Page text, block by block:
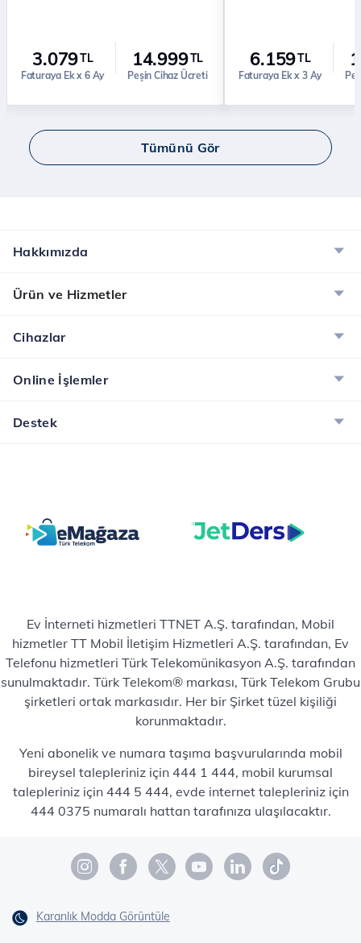
3.079TL
Faturaya Ek x 6 Ay
14.999TL
Peşin Cihaz Ücreti
6.159TL
Faturaya Ek x 3 Ay
Tümünü Gör
Hakkımızda
Ürün ve Hizmetler
Cihazlar
Online İşlemler
Destek
Ev İnterneti hizmetleri TTNET A.Ş. tarafından, Mobil
hizmetler TT Mobil İletişim Hizmetleri A.Ş. tarafından, Ev
Telefonu hizmetleri Türk Telekomünikasyon A.Ş. tarafından
sunulmaktadır. Türk Telekom® markası, Türk Telekom Grubu
şirketleri ortak markasıdır. Her bir Şirket tüzel kişiliği
korunmaktadır.
Yeni abonelik ve numara taşıma başvurularında mobil
bireysel talepleriniz için 444 1 444, mobil kurumsal
talepleriniz için 444 5 444, evde internet talepleriniz için
444 0375 numaralı hattan tarafınıza ulaşılacaktır.
Karanlık Modda Görüntüle